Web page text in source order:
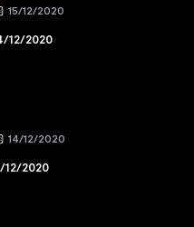
15/12/2020
12/2020
14/12/2020
12/2020